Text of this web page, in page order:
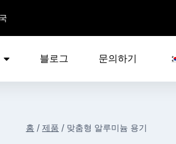
블로그 문의하기
홈 / 제품 / 맞춤형 알루미늄 용기